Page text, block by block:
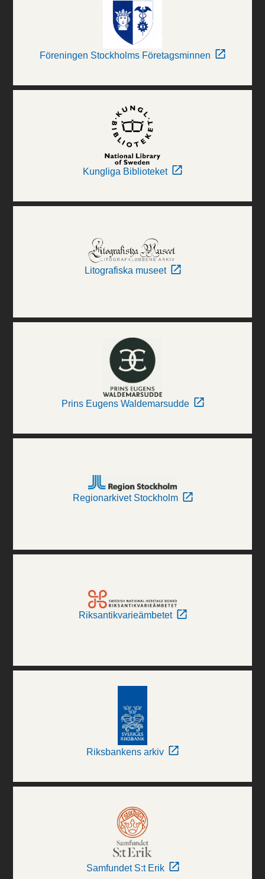
Föreningen Stockholms Företagsminnen
Kungliga Biblioteket
Litografiska museet
Prins Eugens Waldemarsudde
Regionarkivet Stockholm
Riksantikvarieämbetet
Riksbankens arkiv
Samfundet S:t Erik